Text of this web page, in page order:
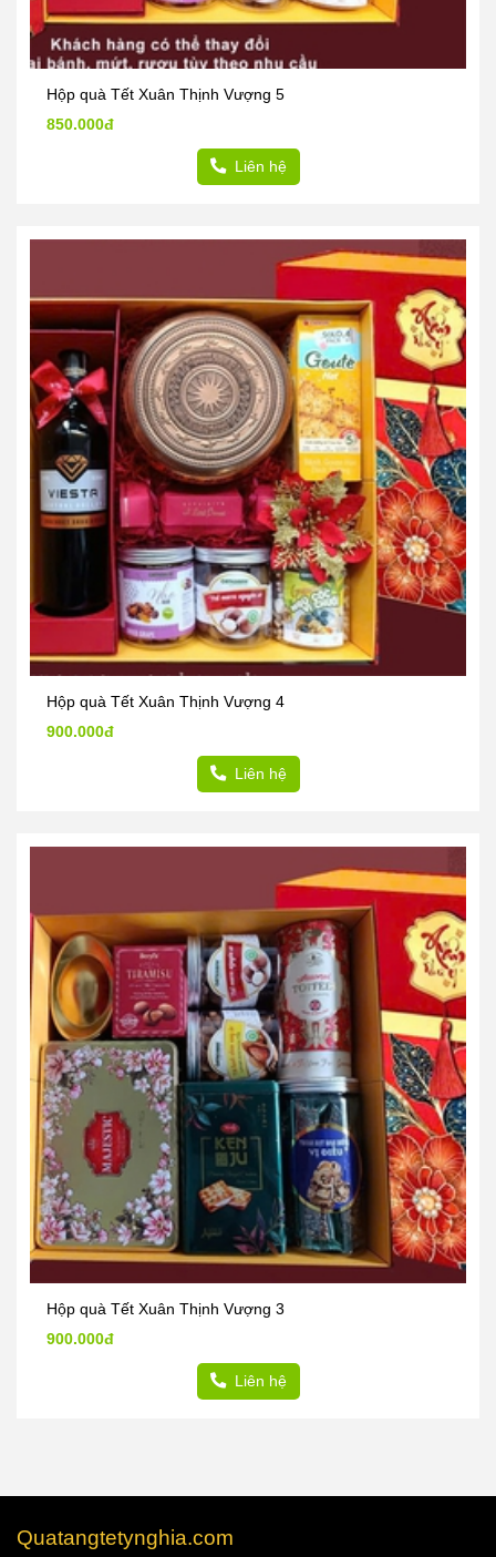
Hộp quà Tết Xuân Thịnh Vượng 5
850.000đ
Liên hệ
Hộp quà Tết Xuân Thịnh Vượng 4
900.000đ
Liên hệ
Hộp quà Tết Xuân Thịnh Vượng 3
900.000đ
Liên hệ
Quatangtetynghia.com